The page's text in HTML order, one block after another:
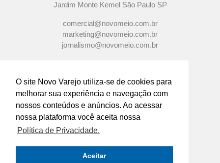
O site Novo Varejo utiliza-se de cookies para
melhorar sua experiência e navegação com
nossos conteúdos e anúncios. Ao acessar
nossa plataforma você aceita nossa
Política de Privacidade.
Aceitar
Jardim Monte Kemel São Paulo SP
comercial@novomeio.com.br
marketing@novomeio.com.br
jornalismo@novomeio.com.br
CONFIRA AS NOSSAS REDES
SOCIAIS
O principal canal de comunicação de grandes
indústrias e distribuidores com os
empresários e profissionais das lojas de